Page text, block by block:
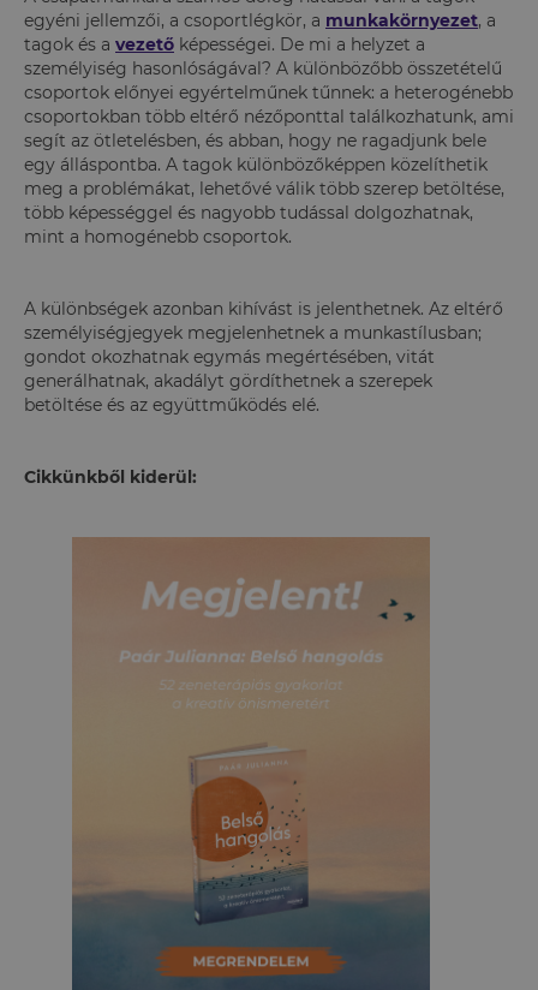
egyéni jellemzői, a csoportlégkör, a munkakörnyezet, a
tagok és a vezető képességei. De mi a helyzet a
személyiség hasonlóságával? A különbözőbb összetételű
csoportok előnyei egyértelműnek tűnnek: a heterogénebb
csoportokban több eltérő nézőponttal találkozhatunk, ami
segít az ötletelésben, és abban, hogy ne ragadjunk bele
egy álláspontba. A tagok különbözőképpen közelíthetik
meg a problémákat, lehetővé válik több szerep betöltése,
több képességgel és nagyobb tudással dolgozhatnak,
mint a homogénebb csoportok.
A különbségek azonban kihívást is jelenthetnek. Az eltérő
személyiségjegyek megjelenhetnek a munkastílusban;
gondot okozhatnak egymás megértésében, vitát
generálhatnak, akadályt gördíthetnek a szerepek
betöltése és az együttműködés elé.
Cikkünkből kiderül: